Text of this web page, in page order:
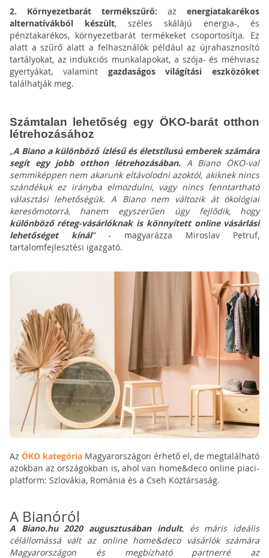
2. Környezetbarát termékszűrő: azenergiatakarékos
alternatívákból készült, széles skálájú energia-, és
pénztakarékos, környezetbarát termékeket csoportosítja. Ez
alatt a szűrő alatt a felhasználók például az újrahasznosító
tartályokat, az indukciós munkalapokat, a szója- és méhviasz
gyertyákat, valamint gazdaságos világítási eszközöket
találhatják meg.
Számtalan lehetőség egy ÖKO-barát otthon
létrehozásához
„A Biano a különböző ízlésű és életstílusú emberek számára
segít egy jobb otthon létrehozásában.A Biano ÖKO-val
semmiképpen nem akarunk eltávolodni azoktól, akiknek nincs
szándékuk ez irányba elmozdulni, vagy nincs fenntartható
választási lehetőségük. A Biano nem változik át ökológiai
keresőmotorrá, hanem egyszerűen úgy fejlődik, hogy
különböző réteg-vásárlóknak is könnyített online vásárlási
lehetőséget kínál”- magyarázza Miroslav Petruf,
tartalomfejlesztési igazgató.
Az ÖKO kategóriaMagyarországon érhető el, de megtalálható
azokban azországokban is, ahol van home&deco online piaci-
platform: Szlovákia, Románia és a Cseh Köztársaság.
A Bianóról
A Biano.hu 2020 augusztusában indult, és máris ideális
célállomássá vált az online home&deco vásárlók számára
Magyarországon és megbízható partnerré az